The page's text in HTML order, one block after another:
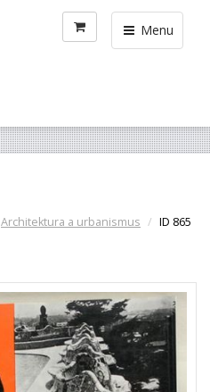
Menu
Architektura a urbanismus ID 865